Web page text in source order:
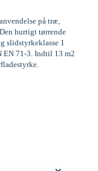
på træ,
hurtigt tørrende
slidstyrkeklasse 1
EN 71-3. Indtil 13 m2